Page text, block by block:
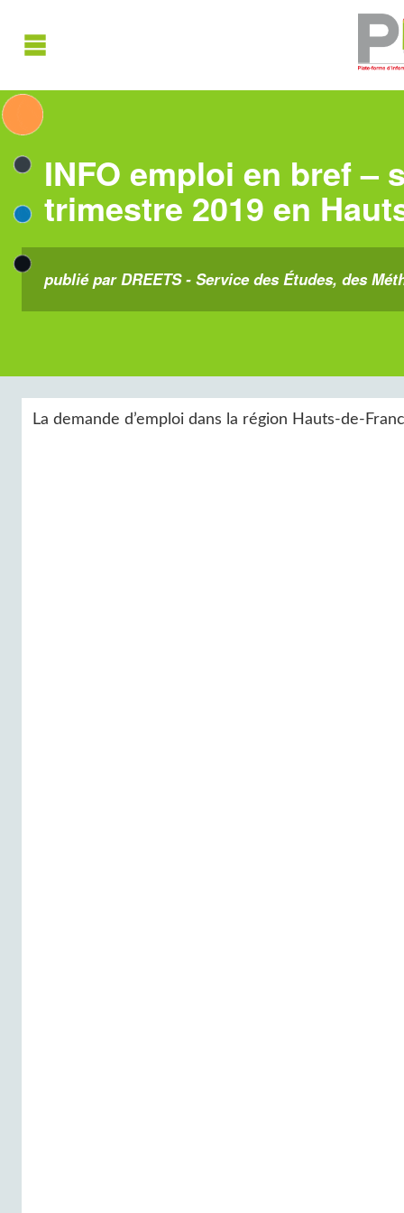
INFO emploi en bref –
trimestre 2019 en
publié par DREETS - Service des Études, des
La demande d’emploi dans la région Hauts-de-